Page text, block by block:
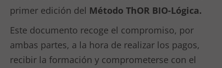
primer edición del Método ThOR BIO-Lógica.
Este documento recoge el compromiso, por
ambas partes, a la hora de realizar los pagos,
recibir la formación y comprometerse con el